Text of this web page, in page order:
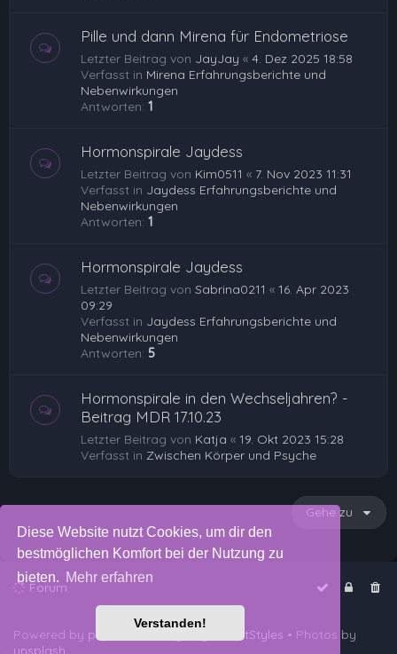
Diese Website nutzt Cookies, um dir den
bestmöglichen Komfort bei der Nutzung zu
bieten. Mehr erfahren
Verstanden!
Pille und dann Mirena für Endometriose
Letzter Beitrag von JayJay « 4. Dez 2025 18:58
Verfasst in Mirena Erfahrungsberichte und
Nebenwirkungen
Antworten: 1
Hormonspirale Jaydess
Letzter Beitrag von Kim0511 « 7. Nov 2023 11:31
Verfasst in Jaydess Erfahrungsberichte und
Nebenwirkungen
Antworten: 1
Hormonspirale Jaydess
Letzter Beitrag von Sabrina0211 « 16. Apr 2023
09:29
Verfasst in Jaydess Erfahrungsberichte und
Nebenwirkungen
Antworten: 5
Hormonspirale in den Wechseljahren? -
Beitrag MDR 17.10.23
Letzter Beitrag von Katja « 19. Okt 2023 15:28
Verfasst in Zwischen Körper und Psyche
Gehe zu
Forum
Powered by phpBB PlanetStyles • Photos by
unsplash